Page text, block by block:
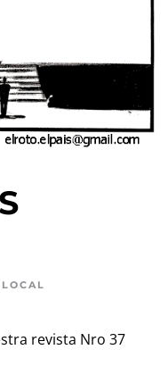
LOCAL
revista Nro 37